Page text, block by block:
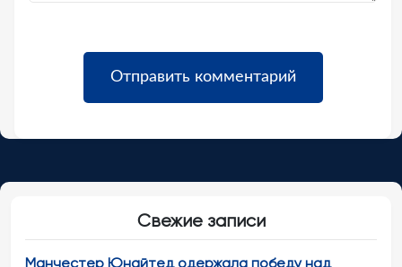
Свежие записи
Манчестер Юнайтед одержала победу над